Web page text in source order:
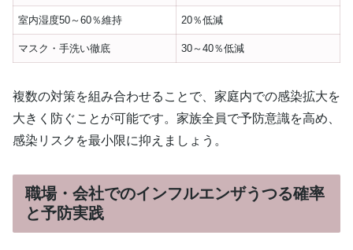
室内湿度50～60％維持 20％低減
マスク・手洗い徹底 30～40％低減
複数の対策を組み合わせることで、家庭内での感染拡大を
大きく防ぐことが可能です。家族全員で予防意識を高め、
感染リスクを最小限に抑えましょう。
職場・会社でのインフルエンザうつる確率
と予防実践